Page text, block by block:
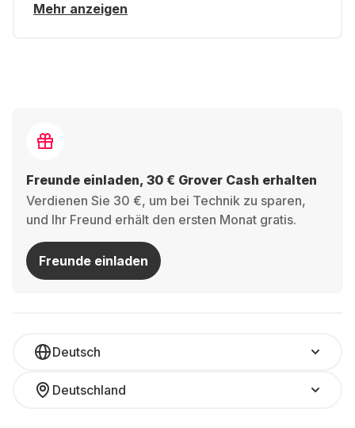
Mehr anzeigen
Freunde einladen, 30 € Grover Cash erhalten
Verdienen Sie 30 €, um bei Technik zu sparen,
und Ihr Freund erhält den ersten Monat gratis.
Freunde einladen
Deutsch
Deutschland